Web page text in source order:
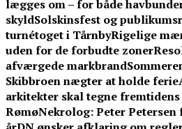
lægges om – for både
skyldSolskinsfest og
turnétoget i TårnbyRigelige
uden for de forbudte zoner
afværgede markbrand
Skibbroen nægter at holde ferie
arkitekter skal tegne fremtidens
RømøNekrolog: Peter Petersen